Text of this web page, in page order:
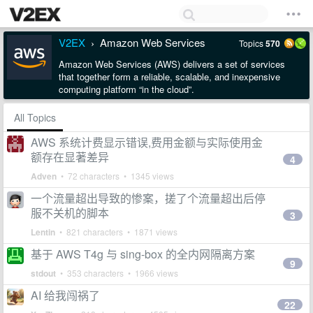
V2EX › Amazon Web Services Topics570
Amazon Web Services (AWS) delivers a set of services
that together form a reliable, scalable, and inexpensive
computing platform “in the cloud”.
All Topics
AWS 系统计费显示错误,费用金额与实际使用金
额存在显著差异
Adven • 72 characters • 1345 views
4
一个流量超出导致的惨案，搓了个流量超出后停
服不关机的脚本
Lentin • 821 characters • 1871 views
3
基于 AWS T4g 与 sing-box 的全内网隔离方案
stdout • 353 characters • 1966 views
9
AI 给我闯祸了
22